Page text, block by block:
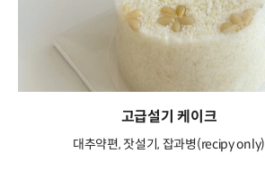
고급설기 케이크
대추약편, 잣설기, 잡과병(recipy only)